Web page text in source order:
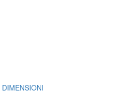
DIMENSIONI